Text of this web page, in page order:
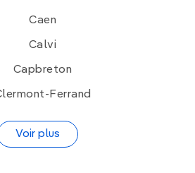
Caen
Calvi
Capbreton
Ferrand
Voir plus